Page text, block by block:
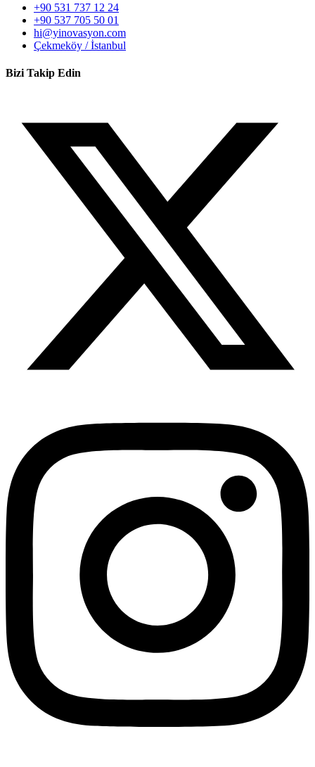
+90 531 737 12 24
+90 537 705 50 01
hi@yinovasyon.com
Çekmeköy / İstanbul
Bizi Takip Edin